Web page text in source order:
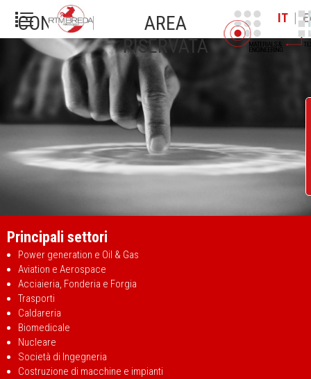
IT |
CONTATTI
AREA
RISERVATA
Principali settori
Power generation e Oil & Gas
Aviation e Aerospace
Acciaieria, Fonderia e Forgia
Trasporti
Caldareria
Biomedicale
Nucleare
Società di Ingegneria
Costruzione di macchine e impianti